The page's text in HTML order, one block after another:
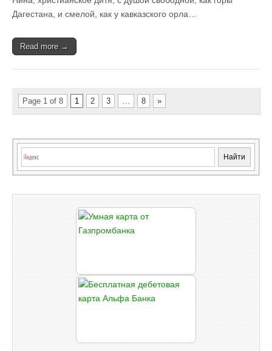
Дагестана, и смелой, как у кавказского орла…
Read more →
Page 1 of 8 1 2 3 … 8 »